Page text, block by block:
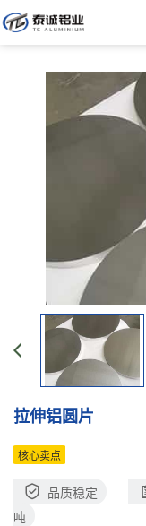
拉伸铝圆片
核心卖点
品质稳定
吨